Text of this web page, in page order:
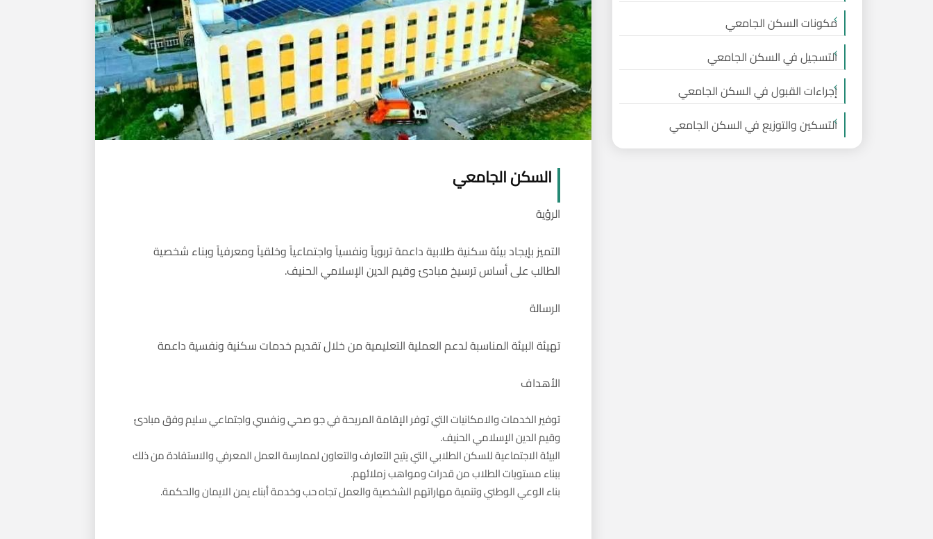
مكونات السكن الجامعي
التسجيل في السكن الجامعي
إجراءات القبول في السكن الجامعي
التسكين والتوزيع في السكن الجامعي
السكن الجامعي
الرؤية
التميز بإيجاد بيئة سكنية طلابية داعمة تربوياً ونفسياً واجتماعياً وخلقياً ومعرفياً وبناء شخصية
الطالب على أساس ترسيخ مبادئ وقيم الدين الإسلامي الحنيف.
الرسالة
تهيئة البيئة المناسبة لدعم العملية التعليمية من خلال تقديم خدمات سكنية ونفسية داعمة
الأهداف
توفير الخدمات والامكانيات التي توفر الإقامة المريحة في جو صحي ونفسي واجتماعي سليم وفق مبادئ
وقيم الدين الإسلامي الحنيف.
البيئة الاجتماعية للسكن الطلابي التي يتيح التعارف والتعاون لممارسة العمل المعرفي والاستفادة من ذلك
ببناء مستويات الطلاب من قدرات ومواهب زملائهم.
بناء الوعي الوطني وتنمية مهاراتهم الشخصية والعمل تجاه حب وخدمة أبناء يمن الايمان والحكمة.